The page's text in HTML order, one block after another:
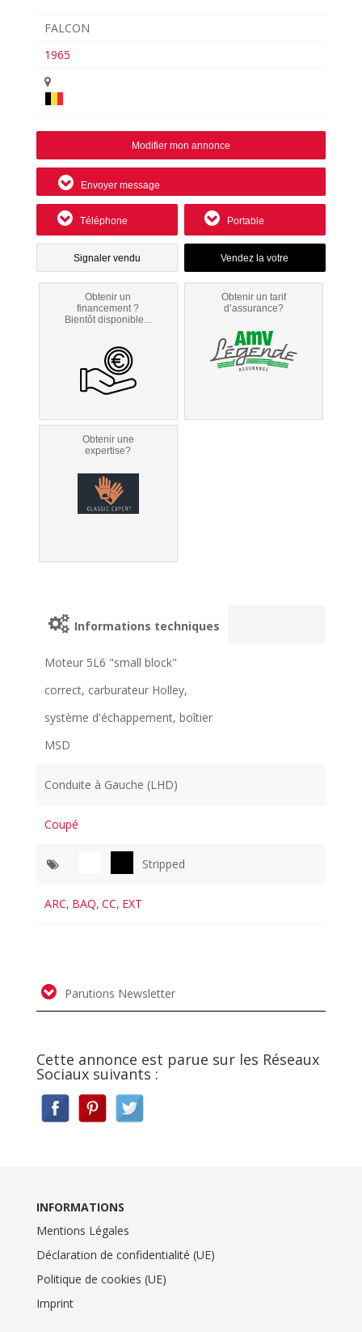
FALCON
1965
Modifier mon annonce
Envoyer message
Téléphone Portable
Signaler vendu
Obtenir un
financement ?
Bientôt disponible...
Obtenir un tarif
d’assurance?
Obtenir une
expertise?
Informations techniques
Moteur 5L6 "small block"
correct, carburateur Holley,
système d'échappement, boîtier
MSD
Conduite à Gauche (LHD)
Coupé
Stripped
ARC, BAQ, CC, EXT
Parutions Newsletter
Cette annonce est parue sur les Réseaux
Sociaux suivants :
INFORMATIONS
Mentions Légales
Déclaration de confidentialité (UE)
Politique de cookies (UE)
Imprint